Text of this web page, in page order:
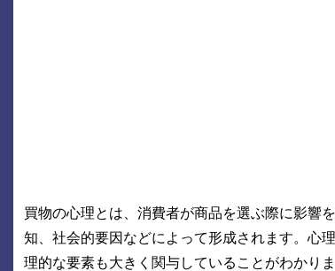
買物の心理とは、消費者が商品を選ぶ際に影響
知、社会的要因などによって形成されます。心
理的な要素も大きく関与していることがわかりま